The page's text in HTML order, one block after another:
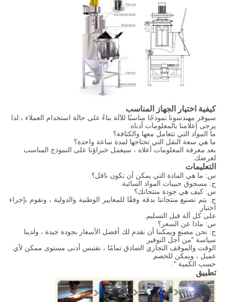
كيفية اختيار الجهاز المناسب
سيوفر مهندسونا نموذجًا مناسبًا للآلة بناءً على حالة استخدام العملاء ، لذا
يرجى إعلامنا بالمعلومات أدناه:
ما المواد التي تتعامل معها والكثافة؟
ما هي سعة النقل التي تحتاجها لمدة ساعة واحدة؟
بعد معرفة المعلومات أعلاه ، سيعمل خبراؤنا على النموذج المناسب
لغرضك.
التعليمات
س: ما هي المادة التي يمكن أن تكون ناقل؟
ج: مسحوق حبيبات المواد السائبة.
س: كيف هي جودة منتجاتك؟
ج: يتم تصنيع منتجاتنا بدقة وفقًا للمعايير الوطنية والدولية ، ونقوم بإجراء
اختبار
على كل آلة قبل التسليم.
س: ماذا عن السعر؟
ج: نحن مصنع ويمكننا أن نقدم لك أفضل الأسعار بجودة جيدة ، ولدينا
سياسة "من أجل التوفير
الوقت والموقف التجاري الصادق تمامًا ، نقتبس أدنى مستوى ممكن لأي
عميل ، ويمكن للخصم
حسب الكمية ".
تطبيق